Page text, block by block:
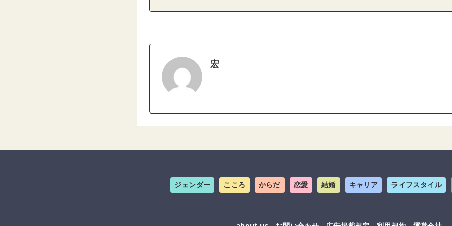
宏
ジェンダー こころ からだ 恋愛 結婚 キャリア ライフスタイル